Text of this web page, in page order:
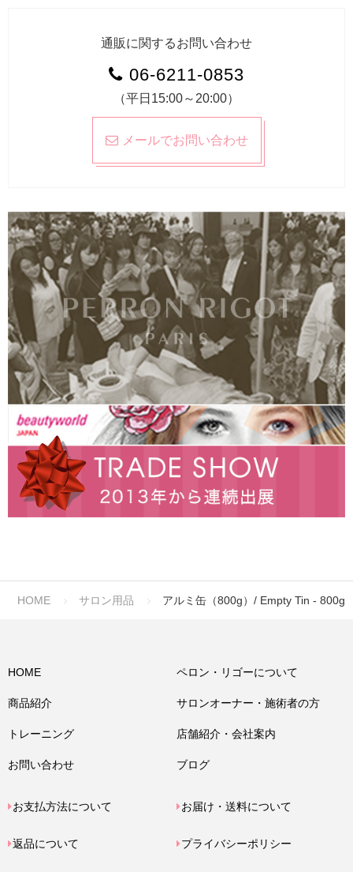
通販に関するお問い合わせ
06-6211-0853
（平日15:00～20:00）
メールでお問い合わせ
HOME サロン用品 アルミ缶（800g）/ Empty Tin - 800g
HOME ペロン・リゴーについて
商品紹介 サロンオーナー・施術者の方
トレーニング 店舗紹介・会社案内
お問い合わせ ブログ
お支払方法について お届け・送料について
返品について プライバシーポリシー